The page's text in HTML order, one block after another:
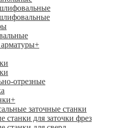
арматуры+
отрезные
+
заточные станки
станки для заточки фрез